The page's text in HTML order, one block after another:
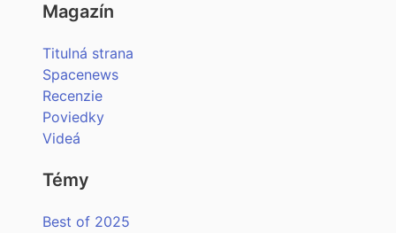
Magazín
Titulná strana
Spacenews
Recenzie
Poviedky
Videá
Témy
Best of 2025